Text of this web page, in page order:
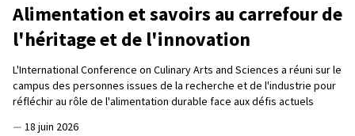
Alimentation et savoirs au carrefour de
l'héritage et de l'innovation
L'International Conference on Culinary Arts and Sciences a réuni sur le
campus des personnes issues de la recherche et de l'industrie pour
réfléchir au rôle de l'alimentation durable face aux défis actuels
— 18 juin 2026